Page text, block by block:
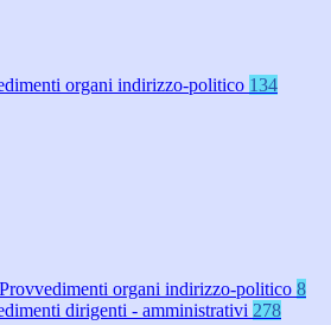
organi indirizzo-politico 134
Provvedimenti organi indirizzo-politico 8
dirigenti - amministrativi 278